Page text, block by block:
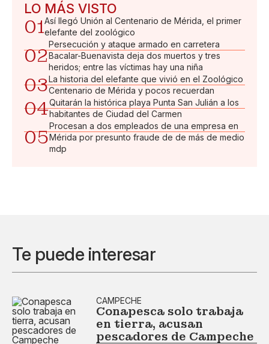
LO MÁS VISTO
01Así llegó Unión al Centenario de Mérida, el primer
elefante del zoológico
02
Persecución y ataque armado en carretera
Bacalar-Buenavista deja dos muertos y tres
heridos; entre las víctimas hay una niña
03La historia del elefante que vivió en el Zoológico
Centenario de Mérida y pocos recuerdan
04Quitarán la histórica playa Punta San Julián a los
habitantes de Ciudad del Carmen
05
Procesan a dos empleados de una empresa en
Mérida por presunto fraude de de más de medio
mdp
Te puede interesar
CAMPECHE
Conapesca solo trabaja
en tierra, acusan
pescadores de Campeche